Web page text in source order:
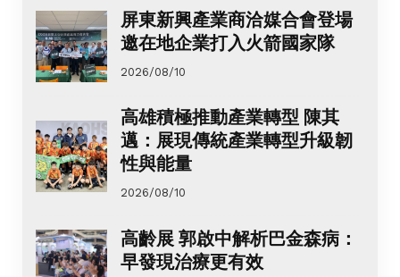
屏東新興產業商洽媒合會登場
邀在地企業打入火箭國家隊
2026/08/10
高雄積極推動產業轉型 陳其
邁：展現傳統產業轉型升級韌
性與能量
2026/08/10
高齡展 郭啟中解析巴金森病：
早發現治療更有效